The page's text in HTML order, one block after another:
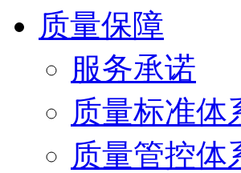
质量保障
服务承诺
质量标准体
质量管控体